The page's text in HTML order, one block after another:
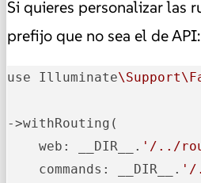
Si quieres personalizar las
prefijo que no sea el de API:
use Illuminate
->withRouting(
    web: __DIR__.
'/../
    commands: __DIR__.
'/